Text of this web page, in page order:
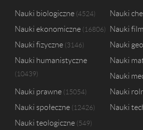
Nauki biologiczne 4524 Nauki
Nauki ekonomiczne 16806 Nauki
Nauki fizyczne 3146 Nauki
Nauki humanistyczne
10439
Nauki
Nauki
Nauki prawne 15054 Nauki
Nauki społeczne 12426 Nauki
Nauki teologiczne 549